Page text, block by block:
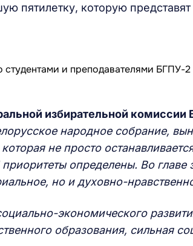
пятилетку, которую представят
избирательной комиссии
народное собрание,
не просто
определены. Во главе
но и духовно-
экономического
образования, сильная